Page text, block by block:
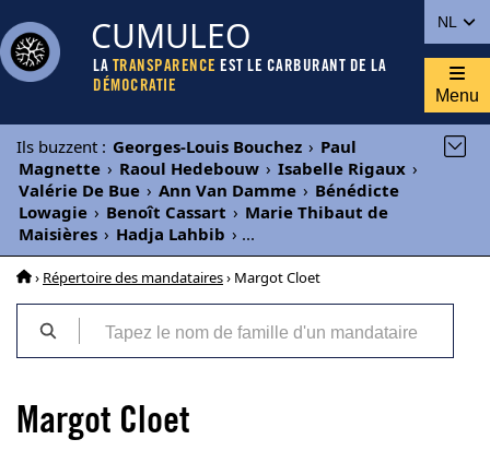
NL
CUMULEO
LA TRANSPARENCE EST LE CARBURANT DE LA
DÉMOCRATIE
Menu
Ils buzzent : Georges-Louis Bouchez › Paul
Magnette › Raoul Hedebouw › Isabelle Rigaux ›
Valérie De Bue › Ann Van Damme › Bénédicte
Lowagie › Benoît Cassart › Marie Thibaut de
Maisières › Hadja Lahbib › ...
› Répertoire des mandataires› Margot Cloet
Margot Cloet